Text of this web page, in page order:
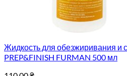
Жидкость для обезжиривания и
PREP&FINISH FURMAN 500 мл